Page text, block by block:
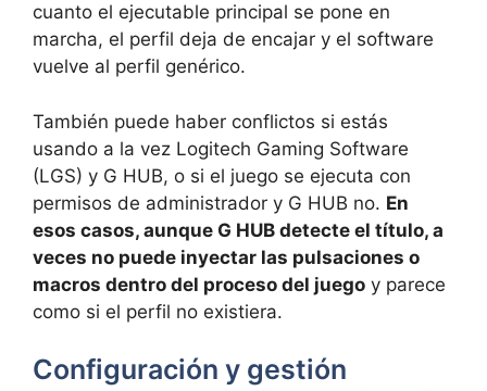
cuanto el ejecutable principal se pone en
marcha, el perfil deja de encajar y el software
vuelve al perfil genérico.
También puede haber conflictos si estás
usando a la vez Logitech Gaming Software
(LGS) y G HUB, o si el juego se ejecuta con
permisos de administrador y G HUB no. En
esos casos, aunque G HUB detecte el título, a
veces no puede inyectar las pulsaciones o
macros dentro del proceso del juego y parece
como si el perfil no existiera.
Configuración y gestión